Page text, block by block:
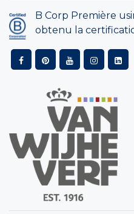
B Corp Première
obtenu la